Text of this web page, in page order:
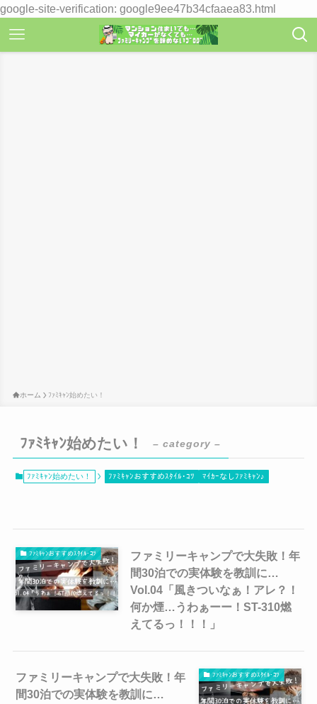
google-site-verification: google9ee47b34cfaaea83.html
ホーム ﾌｧﾐｷｬﾝ始めたい！
ﾌｧﾐｷｬﾝ始めたい！ – category –
ﾌｧﾐｷｬﾝ始めたい！ ﾌｧﾐｷｬﾝおすすめｽﾀｲﾙ･ｺﾂ ﾏｲｶｰなしﾌｧﾐｷｬﾝ♪
ﾌｧﾐｷｬﾝおすすめｽﾀｲﾙ･ｺﾂ
ファミリーキャンプで大失敗！年
間30泊での実体験を教訓に…
Vol.04「風きついなぁ！アレ？！
何か煙…うわぁーー！ST-310燃
えてるっ！！！」
ﾌｧﾐｷｬﾝおすすめｽﾀｲﾙ･ｺﾂ
ファミリーキャンプで大失敗！年
間30泊での実体験を教訓に…